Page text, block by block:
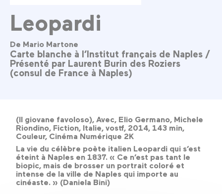
Leopardi
De Mario Martone
Carte blanche à l’Institut français de Naples /
Présenté par Laurent Burin des Roziers
(consul de France à Naples)
(Il giovane favoloso), Avec, Elio Germano, Michele
Riondino, Fiction, Italie, vostf, 2014, 143 min,
Couleur, Cinéma Numérique 2K
La vie du célèbre poète italien Leopardi qui s’est
éteint à Naples en 1837. « Ce n’est pas tant le
biopic, mais de brosser un portrait coloré et
intense de la ville de Naples qui importe au
cinéaste. » (Daniela Bini)